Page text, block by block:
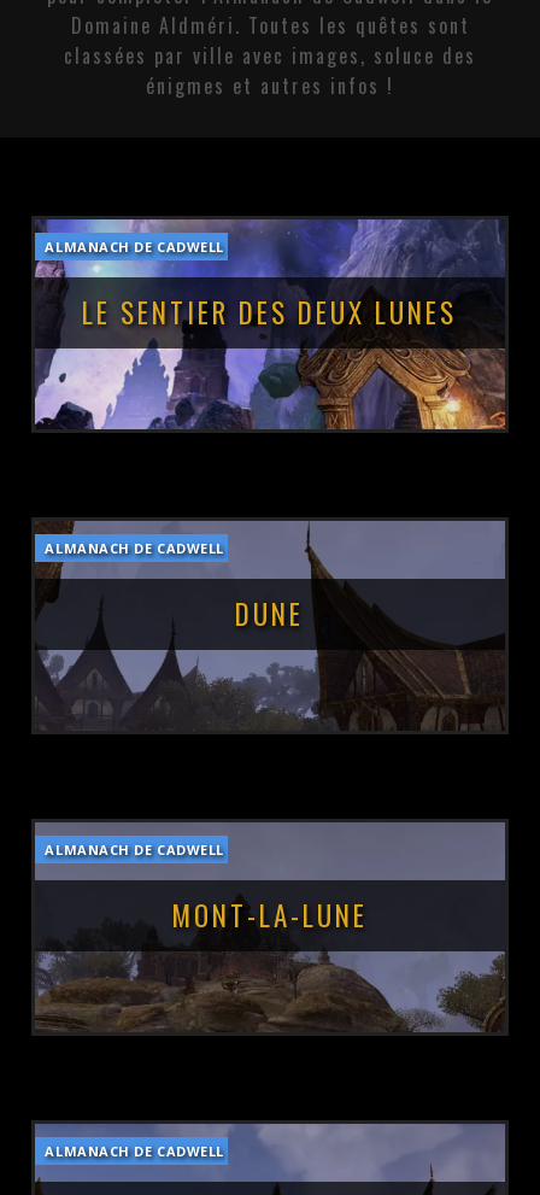
Domaine Aldméri. Toutes les quêtes sont
classées par ville avec images, soluce des
énigmes et autres infos !
ALMANACH DE CADWELL
LE SENTIER DES DEUX LUNES
POSTÉ LE :13 MARS 2019
ALMANACH DE CADWELL
DUNE
POSTÉ LE :13 MARS 2019
ALMANACH DE CADWELL
MONT-LA-LUNE
POSTÉ LE :13 MARS 2019
ALMANACH DE CADWELL